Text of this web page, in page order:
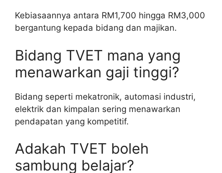
Kebiasaannya antara RM1,700 hingga RM3,000
bergantung kepada bidang dan majikan.
Bidang TVET mana yang
menawarkan gaji tinggi?
Bidang seperti mekatronik, automasi industri,
elektrik dan kimpalan sering menawarkan
pendapatan yang kompetitif.
Adakah TVET boleh
sambung belajar?